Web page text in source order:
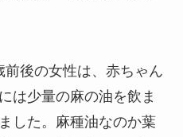
前後の女性は、赤ちゃん
は少量の麻の油を飲ま
した。麻種油なのか葉